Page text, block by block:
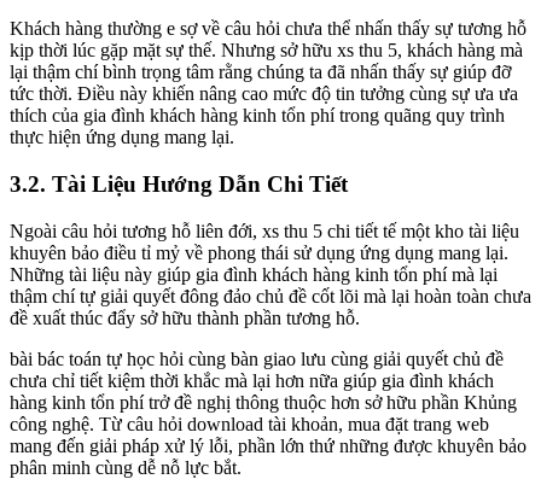
Khách hàng thường e sợ về câu hỏi chưa thể nhấn thấy sự tương hỗ
kịp thời lúc gặp mặt sự thế. Nhưng sở hữu xs thu 5, khách hàng mà
lại thậm chí bình trọng tâm rằng chúng ta đã nhấn thấy sự giúp đỡ
tức thời. Điều này khiến nâng cao mức độ tin tưởng cùng sự ưa ưa
thích của gia đình khách hàng kinh tổn phí trong quãng quy trình
thực hiện ứng dụng mang lại.
3.2. Tài Liệu Hướng Dẫn Chi Tiết
Ngoài câu hỏi tương hỗ liên đới, xs thu 5 chi tiết tế một kho tài liệu
khuyên bảo điều tỉ mỷ về phong thái sử dụng ứng dụng mang lại.
Những tài liệu này giúp gia đình khách hàng kinh tổn phí mà lại
thậm chí tự giải quyết đông đảo chủ đề cốt lõi mà lại hoàn toàn chưa
đề xuất thúc đẩy sở hữu thành phần tương hỗ.
bài bác toán tự học hỏi cùng bàn giao lưu cùng giải quyết chủ đề
chưa chỉ tiết kiệm thời khắc mà lại hơn nữa giúp gia đình khách
hàng kinh tổn phí trở đề nghị thông thuộc hơn sở hữu phần Khủng
công nghệ. Từ câu hỏi download tài khoản, mua đặt trang web
mang đến giải pháp xử lý lỗi, phần lớn thứ những được khuyên bảo
phân minh cùng dễ nỗ lực bắt.